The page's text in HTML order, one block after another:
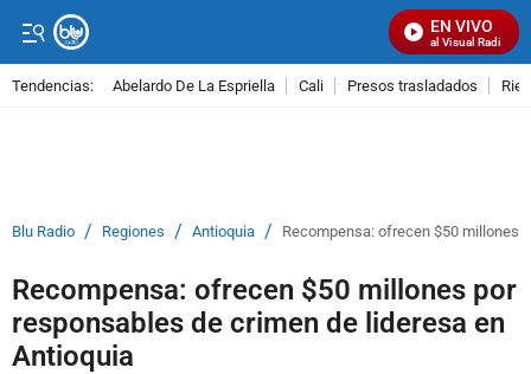
EN VIVO
Señal Visual Radio
Tendencias: Abelardo De La Espriella Cali Presos trasladados
Blu Radio / Regiones / Antioquia / Recompensa: ofrecen $50 millones
Recompensa: ofrecen $50 millones por
responsables de crimen de lideresa en
Antioquia